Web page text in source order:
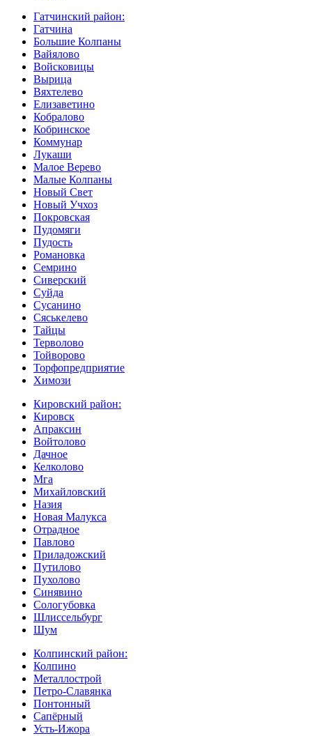
Гатчинский район:
Гатчина
Большие Колпаны
Вайялово
Войсковицы
Вырица
Вяхтелево
Елизаветино
Кобралово
Кобринское
Коммунар
Лукаши
Малое Верево
Малые Колпаны
Новый Свет
Новый Учхоз
Покровская
Пудомяги
Пудость
Романовка
Семрино
Сиверский
Суйда
Сусанино
Сяськелево
Тайцы
Терволово
Тойворово
Торфопредприятие
Химози
Кировский район:
Кировск
Апраксин
Войтолово
Дачное
Келколово
Мга
Михайловский
Назия
Новая Малукса
Отрадное
Павлово
Приладожский
Путилово
Пухолово
Синявино
Сологубовка
Шлиссельбург
Шум
Колпинский район:
Колпино
Металлострой
Петро-Славянка
Понтонный
Сапёрный
Усть-Ижора